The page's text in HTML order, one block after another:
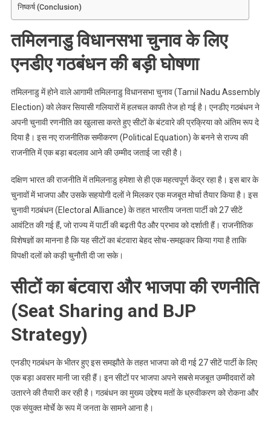
सीटें,
क्या
बदलेगा
दक्षिण
राजनीतिक
समीकरण?
निष्कर्ष (Conclusion)
तमिलनाडु विधानसभा चुनाव के लिए
एनडीए गठबंधन की बड़ी घोषणा
तमिलनाडु में होने वाले आगामी तमिलनाडु विधानसभा चुनाव (Tamil Nadu Assembly
Election) को लेकर सियासी गलियारों में हलचल काफी तेज हो गई है। एनडीए गठबंधन ने
अपनी चुनावी रणनीति का खुलासा करते हुए सीटों के बंटवारे की प्रक्रिया को अंतिम रूप दे
दिया है। इस नए राजनीतिक समीकरण (Political Equation) के बनने से राज्य की
राजनीति में एक बड़ा बदलाव आने की उम्मीद जताई जा रही है।
दक्षिण भारत की राजनीति में तमिलनाडु हमेशा से ही एक महत्वपूर्ण केंद्र रहा है। इस बार के
चुनावों में भाजपा और उसके सहयोगी दलों ने मिलकर एक मजबूत मोर्चा तैयार किया है। इस
चुनावी गठबंधन (Electoral Alliance) के तहत भारतीय जनता पार्टी को 27 सीटें
आवंटित की गई हैं, जो राज्य में पार्टी की बढ़ती पैठ और प्रभाव को दर्शाती हैं। राजनीतिक
विशेषज्ञों का मानना है कि यह सीटों का बंटवारा बेहद सोच-समझकर किया गया है ताकि
विपक्षी दलों को कड़ी चुनौती दी जा सके।
सीटों का बंटवारा और भाजपा की रणनीति
(Seat Sharing and BJP
Strategy)
एनडीए गठबंधन के भीतर हुए इस समझौते के तहत भाजपा को दी गई 27 सीटें पार्टी के लिए
एक बड़ा अवसर मानी जा रही हैं। इन सीटों पर भाजपा अपने सबसे मजबूत उम्मीदवारों को
उतारने की तैयारी कर रही है। गठबंधन का मुख्य उद्देश्य मतों के ध्रुवीकरण को रोकना और
एक संयुक्त मोर्चे के रूप में जनता के सामने आना है।